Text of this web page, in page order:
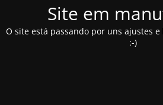
Site em
O site está passando por uns ajustes
:-)